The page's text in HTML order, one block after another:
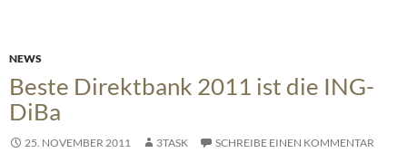
NEWS
Beste Direktbank 2011 ist die ING-
DiBa
25. NOVEMBER 2011 3TASK SCHREIBE EINEN KOMMENTAR